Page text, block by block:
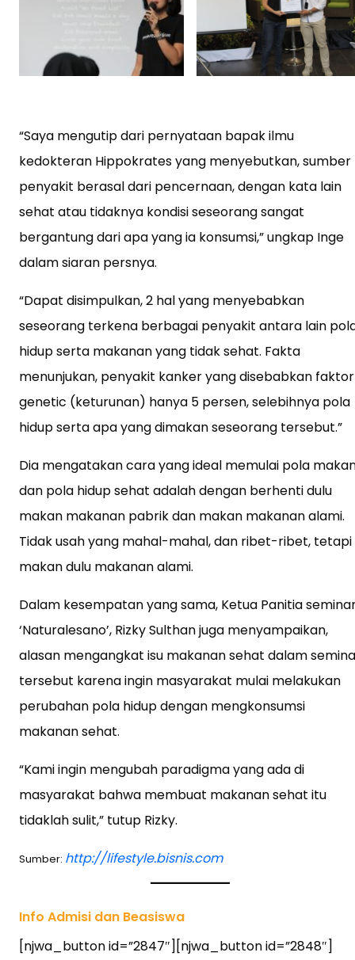
“Saya mengutip dari pernyataan bapak ilmu
kedokteran Hippokrates yang menyebutkan, sumber
penyakit berasal dari pencernaan, dengan kata lain
sehat atau tidaknya kondisi seseorang sangat
bergantung dari apa yang ia konsumsi,” ungkap Inge
dalam siaran persnya.
“Dapat disimpulkan, 2 hal yang menyebabkan
seseorang terkena berbagai penyakit antara lain
hidup serta makanan yang tidak sehat. Fakta
menunjukan, penyakit kanker yang disebabkan faktor
genetic (keturunan) hanya 5 persen, selebihnya pola
hidup serta apa yang dimakan seseorang tersebut.”
Dia mengatakan cara yang ideal memulai pola
dan pola hidup sehat adalah dengan berhenti dulu
makan makanan pabrik dan makan makanan alami.
Tidak usah yang mahal-mahal, dan ribet-ribet, tetapi
makan dulu makanan alami.
Dalam kesempatan yang sama, Ketua Panitia
‘Naturalesano’, Rizky Sulthan juga menyampaikan,
alasan mengangkat isu makanan sehat dalam
tersebut karena ingin masyarakat mulai melakukan
perubahan pola hidup dengan mengkonsumsi
makanan sehat.
“Kami ingin mengubah paradigma yang ada di
masyarakat bahwa membuat makanan sehat itu
tidaklah sulit,” tutup Rizky.
Sumber: http://lifestyle.bisnis.com
Info Admisi dan Beasiswa
[njwa_button id=”2847″][njwa_button id=”2848″]